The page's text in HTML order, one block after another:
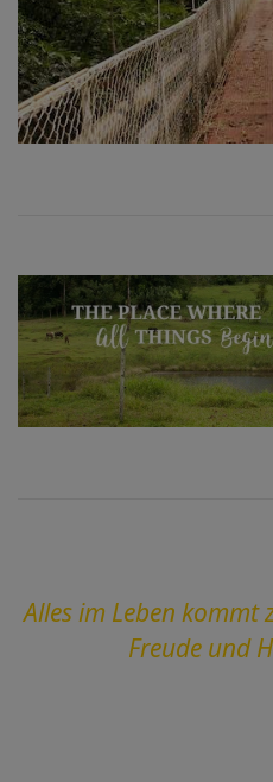
Alles im Leben kommt
Freude und